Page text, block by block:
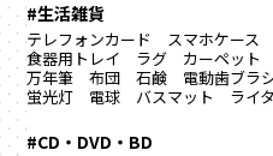
#生活雑貨
テレフォンカード スマホケース
食器用トレイ
ラグ カーペット
万年筆
布団 石鹸 電動歯ブラ
蛍光灯
電球 バスマット ライ
#CD・DVD・BD